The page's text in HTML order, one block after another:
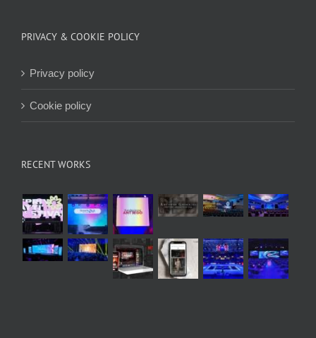
PRIVACY & COOKIE POLICY
Privacy policy
Cookie policy
RECENT WORKS